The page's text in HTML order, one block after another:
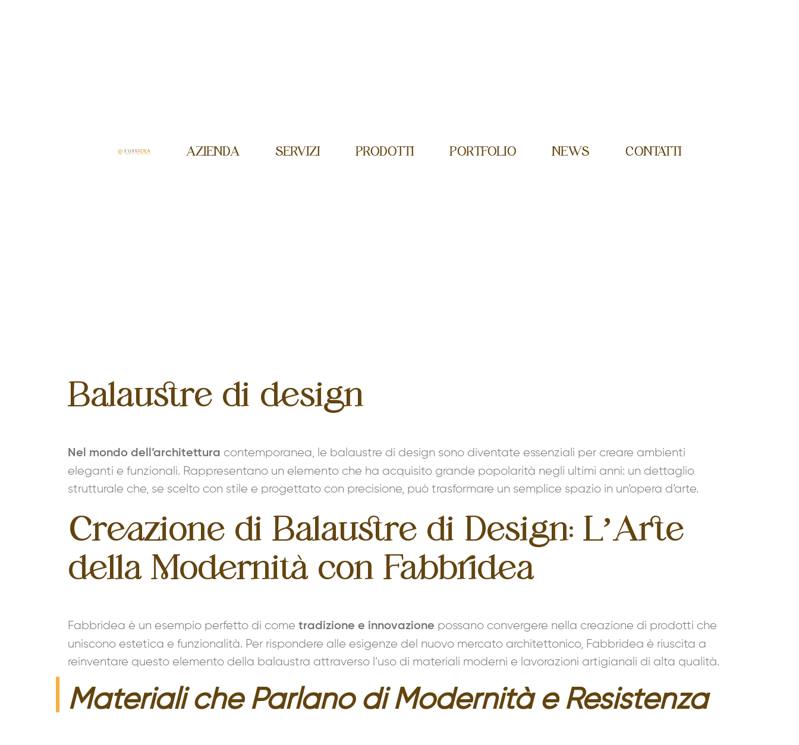
AZIENDA SERVIZI PRODOTTI PORTFOLIO NEWS CONTATTI
Balaustre di design
Nel mondo dell’architettura contemporanea, le balaustre di design sono diventate essenziali per creare ambienti
eleganti e funzionali. Rappresentano un elemento che ha acquisito grande popolarità negli ultimi anni: un dettaglio
strutturale che, se scelto con stile e progettato con precisione, può trasformare un semplice spazio in un’opera d’arte.
Creazione di Balaustre di Design: L’Arte
della Modernità con Fabbridea
Fabbridea è un esempio perfetto di come tradizione e innovazione possano convergere nella creazione di prodotti che
uniscono estetica e funzionalità. Per rispondere alle esigenze del nuovo mercato architettonico, Fabbridea è riuscita a
reinventare questo elemento della balaustra attraverso l’uso di materiali moderni e lavorazioni artigianali di alta qualità.
Materiali che Parlano di Modernità e Resistenza